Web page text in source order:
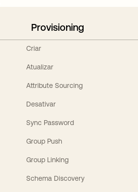
Provisioning
Criar
Atualizar
Attribute Sourcing
Desativar
Sync Password
Group Push
Group Linking
Schema Discovery